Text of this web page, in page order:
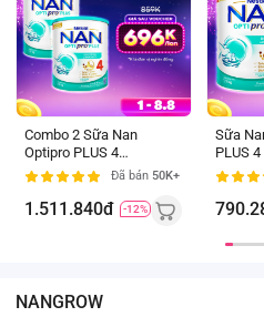
1.5
Kg
2-6
tuổi
Combo 2 Sữa Nan
Optipro PLUS 4
1.5kg, với 5HMO,
Công thức từ Thụy Sĩ
(2-6 tuổi)
Đã bán 50K+
1.511.840đ -12%
Sữa
PLUS
Thụy Sĩ
(Giao
NANGROW